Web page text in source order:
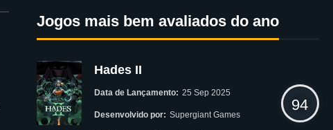
Jogos mais bem avaliados do ano
Hades II
Data de Lançamento: 25 Sep 2025
Desenvolvido por: Supergiant Games
94